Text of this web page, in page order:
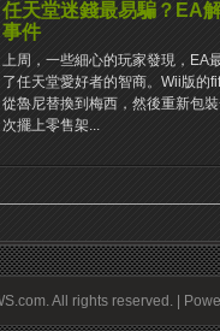
任天堂迷錢最易騙？EA
事件
上周，一些細心的玩家發現，EA
了任天堂愛好者的智商。Wii版的
從魯尼替換到梅西，然後重新包
次擺上零售架...
All rights reserved. |